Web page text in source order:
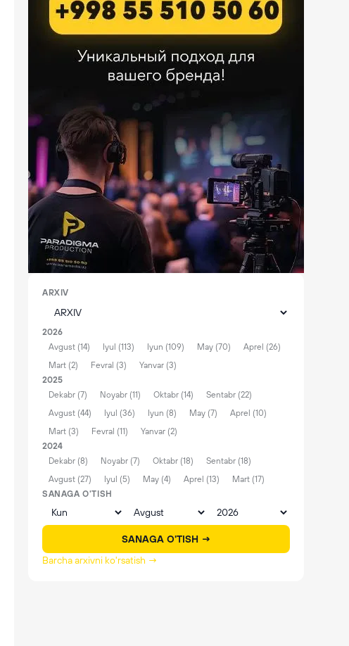
ARXIV
2026
Avgust (14)
Iyul (113) Iyun (109) May (70)
Aprel (26)
Mart (2)
Fevral (3)
Yanvar (3)
2025
Dekabr (7)
Noyabr (11) Oktabr (14)
Sentabr (22)
Avgust (44)
Iyul (36) Iyun (8) May (7)
Aprel (10)
Mart (3)
Fevral (11)
Yanvar (2)
2024
Dekabr (8)
Noyabr (7) Oktabr (18)
Sentabr (18)
Avgust (27)
Iyul (5) May (4) Aprel (13)
Mart (17)
SANAGA O'TISH
SANAGA O'TISH →
Barcha arxivni ko'rsatish →